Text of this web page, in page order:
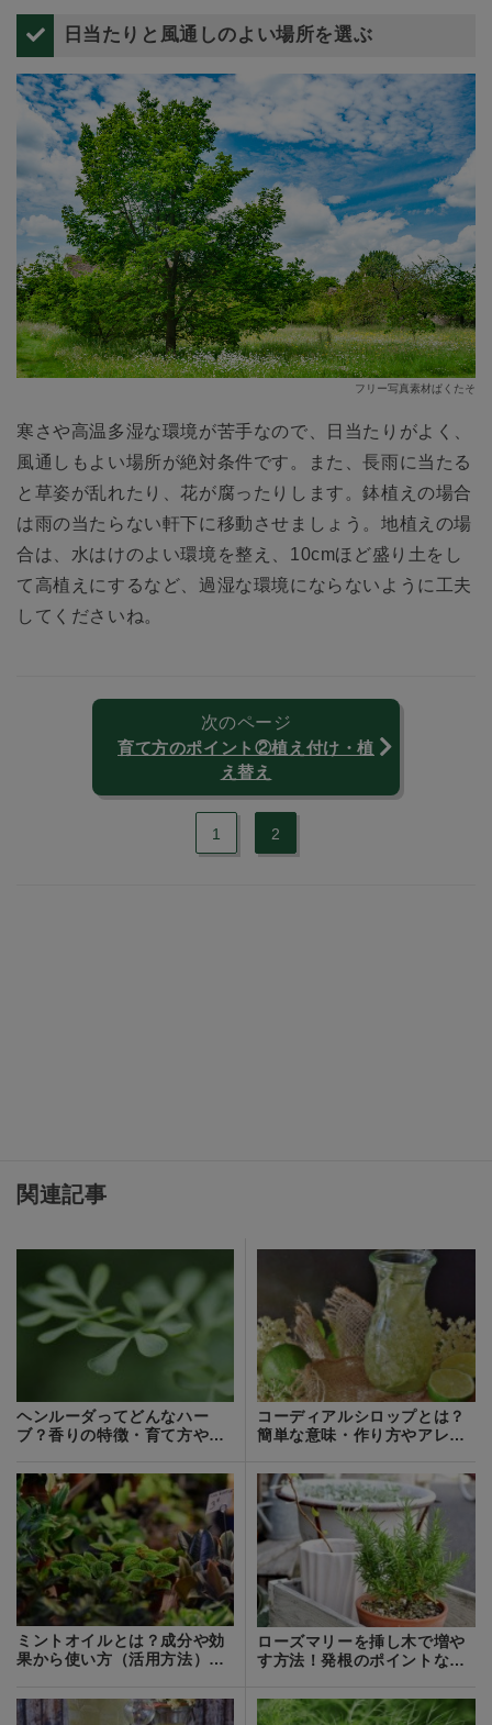
日当たりと風通しのよい場所を選ぶ
フリー写真素材ぱくたそ
寒さや高温多湿な環境が苦手なので、日当たりがよく、
風通しもよい場所が絶対条件です。また、長雨に当たる
と草姿が乱れたり、花が腐ったりします。鉢植えの場合
は雨の当たらない軒下に移動させましょう。地植えの場
合は、水はけのよい環境を整え、10cmほど盛り土をし
て高植えにするなど、過湿な環境にならないように工夫
してくださいね。
次のページ
育て方のポイント②植え付け・植
え替え
1 2
関連記事
ヘンルーダってどんなハー
ブ？香りの特徴・育て方や利
コーディアルシロップとは？
簡単な意味・作り方やアレン
ミントオイルとは？成分や効
果から使い方（活用方法）ま
ローズマリーを挿し木で増や
す方法！発根のポイントなど